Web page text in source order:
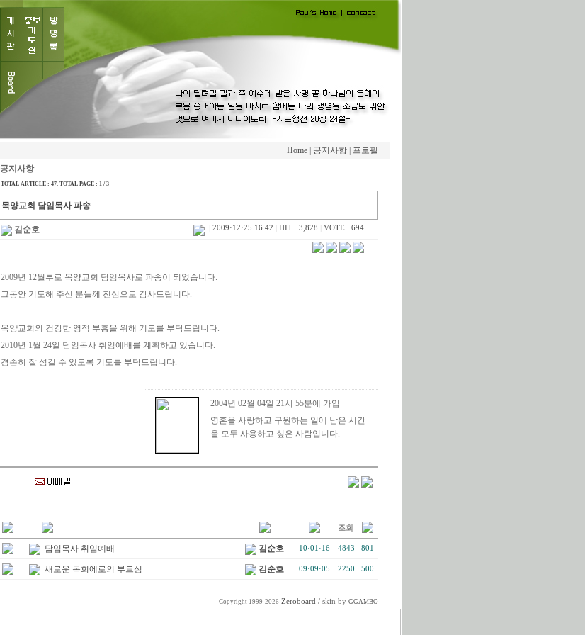
Home| 공지사항| 프로필
공지사항
TOTAL ARTICLE : 47, TOTAL PAGE : 1 / 3
목양교회 담임목사 파송
김순호 2009·12·25 16:42 HIT : 3,828 VOTE : 694
2009년 12월부로 목양교회 담임목사로 파송이 되었습니다.
그동안 기도해 주신 분들께 진심으로 감사드립니다.
목양교회의 건강한 영적 부흥을 위해 기도를 부탁드립니다.
2010년 1월 24일 담임목사 취임예배를 계획하고 있습니다.
겸손히 잘 섬길 수 있도록 기도를 부탁드립니다.
2004년 02월 04일 21시 55분에 가입
영혼을 사랑하고 구원하는 일에 남은 시간
을 모두 사용하고 싶은 사람입니다.
담임목사 취임예배 김순호 10·01·16 4843 801
새로운 목회에로의 부르심 김순호 09·09·05 2250 500
Copyright 1999-2026 Zeroboard / skin by GGAMBO